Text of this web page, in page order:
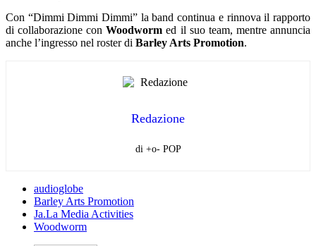
Con “Dimmi Dimmi Dimmi” la band continua e rinnova il rapporto
di collaborazione con Woodworm ed il suo team, mentre annuncia
anche l’ingresso nel roster di Barley Arts Promotion.
Redazione
di +o- POP
audioglobe
Barley Arts Promotion
Ja.La Media Activities
Woodworm